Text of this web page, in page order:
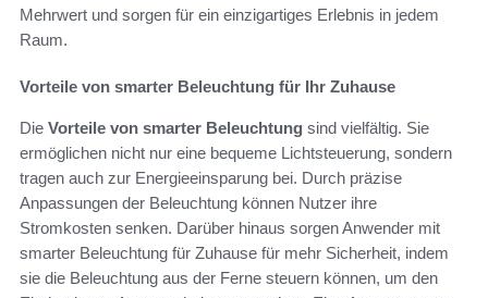
Mehrwert und sorgen für ein einzigartiges Erlebnis in jedem
Raum.
Vorteile von smarter Beleuchtung für Ihr Zuhause
Die Vorteile von smarter Beleuchtung sind vielfältig. Sie
ermöglichen nicht nur eine bequeme Lichtsteuerung, sondern
tragen auch zur Energieeinsparung bei. Durch präzise
Anpassungen der Beleuchtung können Nutzer ihre
Stromkosten senken. Darüber hinaus sorgen Anwender mit
smarter Beleuchtung für Zuhause für mehr Sicherheit, indem
sie die Beleuchtung aus der Ferne steuern können, um den